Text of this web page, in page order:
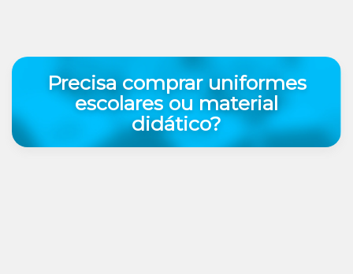
Precisa comprar uniformes
escolares ou material
didático?